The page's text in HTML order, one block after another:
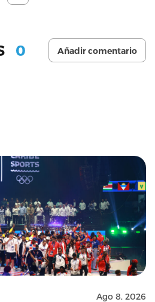
0 Añadir comentario
Ago 8, 2026